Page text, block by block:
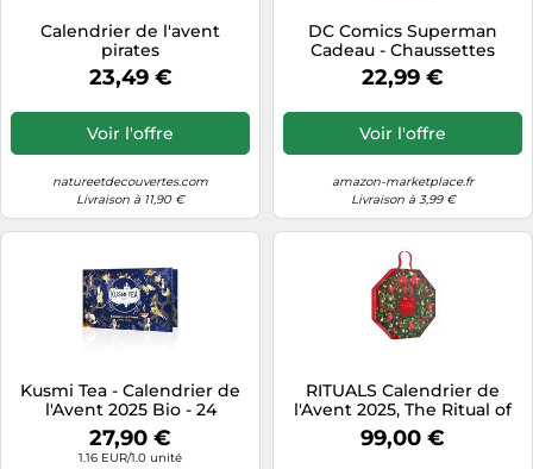
Calendrier de l'avent
pirates
23,49 €
Voir l'offre
natureetdecouvertes.com
Livraison à 11,90 €
DC Comics Superman
Cadeau - Chaussettes
Homme & Tasse & Porte-
clés 40-45
22,99 €
Voir l'offre
amazon-marketplace.fr
Livraison à 3,99 €
Kusmi Tea - Calendrier de
l'Avent 2025 Bio - 24
Surprises - Thés Noirs,
Verts, Blanc, Infusions -
27,90 €
1.16 EUR/1.0 unité
RITUALS Calendrier de
l'Avent 2025, The Ritual of
Advent, un compte à
rebours festif avec une
99,00 €